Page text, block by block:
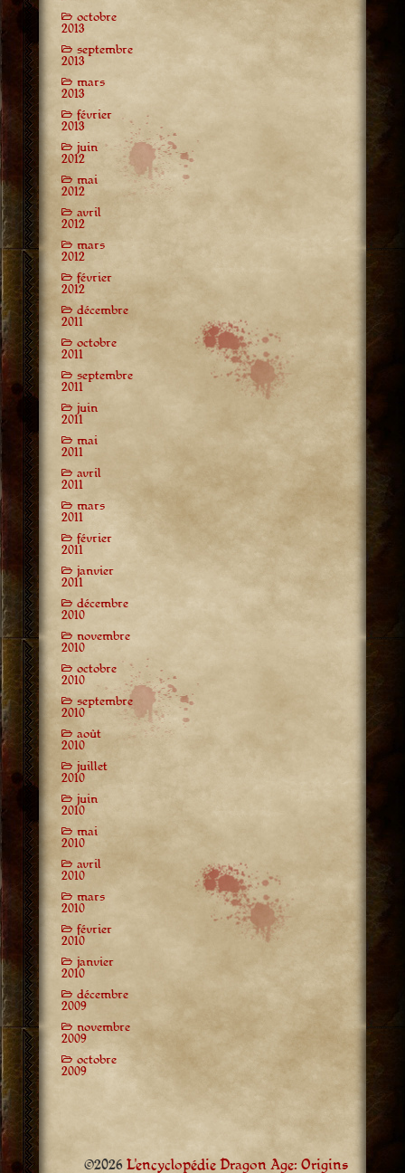
octobre
2013
septembre
2013
mars
2013
février
2013
juin
2012
mai
2012
avril
2012
mars
2012
février
2012
décembre
2011
octobre
2011
septembre
2011
juin
2011
mai
2011
avril
2011
mars
2011
février
2011
janvier
2011
décembre
2010
novembre
2010
octobre
2010
septembre
2010
août
2010
juillet
2010
juin
2010
mai
2010
avril
2010
mars
2010
février
2010
janvier
2010
décembre
2009
novembre
2009
octobre
2009
©2026 L'encyclopédie Dragon Age: Origins